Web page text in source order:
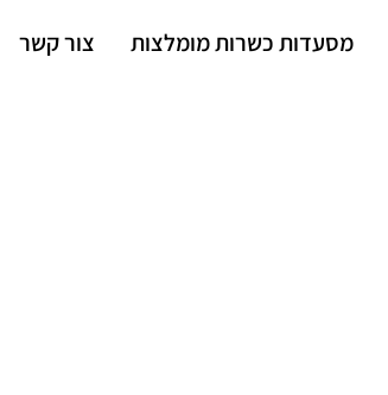
מסעדות כשרות מומלצות צור קשר